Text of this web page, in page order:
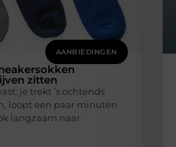
AANBIEDINGEN
zitten
je trekt ’s ochtends
loopt een paar minuten
langzaam naar